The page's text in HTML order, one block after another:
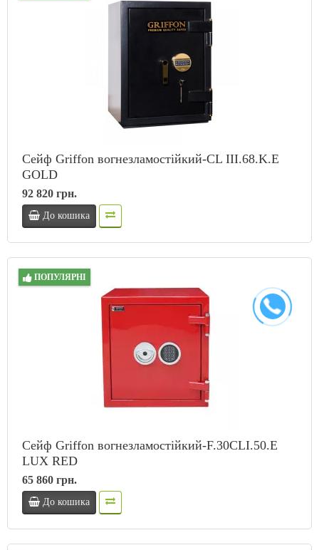
Сейф Griffon вогнезламостійкий-CL III.68.K.E
GOLD
92 820 грн.
До кошика
ПОПУЛЯРНІ
Сейф Griffon вогнезламостійкий-F.30CLI.50.E
LUX RED
65 860 грн.
До кошика